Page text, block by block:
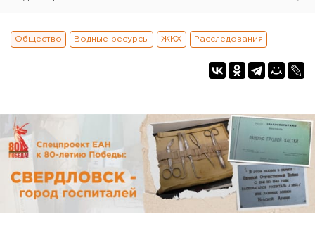
Общество Водные ресурсы ЖКХ Расследования